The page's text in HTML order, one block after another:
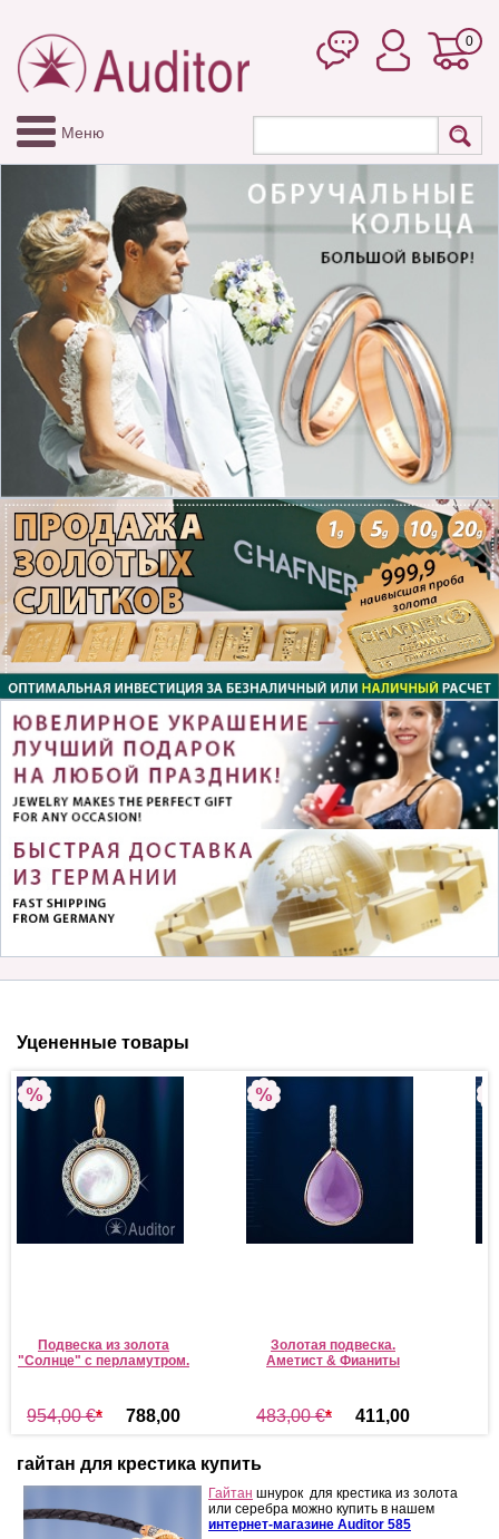
0
Меню
Уцененные товары
Подвеска из золота
"Солнце" c перламутром.
954,00 €*
788,00
Золотая подвеска.
Аметист & Фианиты
483,00 €*
411,00
гайтан для крестика купить
Гайтан шнурок для крестика из золота
или серебра можно купить в нашем
интернет-магазине Auditor 585